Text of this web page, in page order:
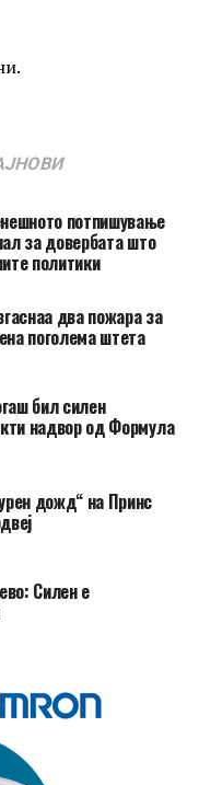
потпишување
за довербата што
политики
два пожара за
поголема штета
бил силен
надвор од Формула
дожд“ на Принс
Силен е